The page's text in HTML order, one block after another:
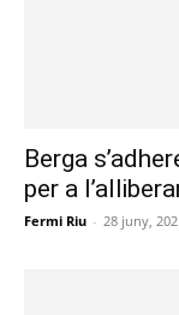
Berga
per a
Fermi Riu - 28 juny,